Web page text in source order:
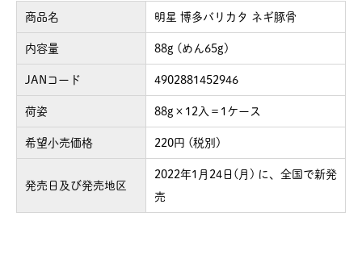
商品名 明星 博多バリカタ ネギ豚骨
内容量 88g (めん65g)
JANコード 4902881452946
荷姿 88g×12入＝1ケース
希望小売価格 220円 (税別)
発売日及び発売地区
2022年1月24日(月) に、全国で新発
売